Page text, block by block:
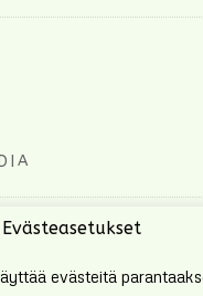
Evästeasetukset
evästeitä